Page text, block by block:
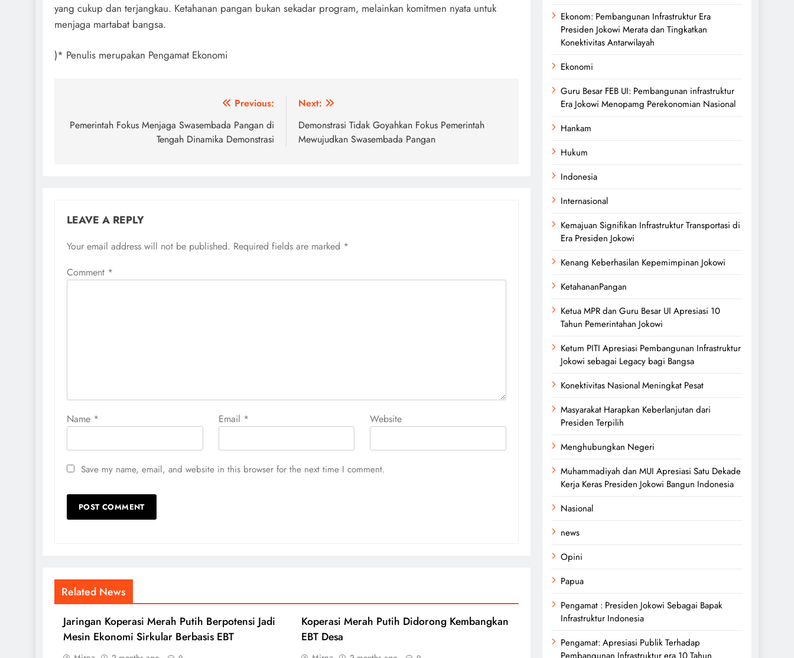
yang cukup dan terjangkau. Ketahanan pangan bukan sekadar program, melainkan komitmen nyata untuk
menjaga martabat bangsa.
)* Penulis merupakan Pengamat Ekonomi
navigation
Previous:
Pemerintah Fokus Menjaga Swasembada Pangan di
Tengah Dinamika Demonstrasi
Next:
Demonstrasi Tidak Goyahkan Fokus Pemerintah
Mewujudkan Swasembada Pangan
LEAVE A REPLY
Your email address will not be published. Required fields are marked *
Comment *
Name * Email * Website
Save my name, email, and website in this browser for the next time I comment.
Related News
Jaringan Koperasi Merah Putih Berpotensi Jadi
Mesin Ekonomi Sirkular Berbasis EBT
Koperasi Merah Putih Didorong Kembangkan
EBT Desa
Ekonom: Pembangunan Infrastruktur Era
Presiden Jokowi Merata dan Tingkatkan
Konektivitas Antarwilayah
Ekonomi
Guru Besar FEB UI: Pembangunan infrastruktur
Era Jokowi Menopamg Perekonomian Nasional
Hankam
Hukum
Indonesia
Internasional
Kemajuan Signifikan Infrastruktur Transportasi di
Era Presiden Jokowi
Kenang Keberhasilan Kepemimpinan Jokowi
KetahananPangan
Ketua MPR dan Guru Besar UI Apresiasi 10
Tahun Pemerintahan Jokowi
Ketum PITI Apresiasi Pembangunan Infrastruktur
Jokowi sebagai Legacy bagi Bangsa
Konektivitas Nasional Meningkat Pesat
Masyarakat Harapkan Keberlanjutan dari
Presiden Terpilih
Menghubungkan Negeri
Muhammadiyah dan MUI Apresiasi Satu Dekade
Kerja Keras Presiden Jokowi Bangun Indonesia
Nasional
news
Opini
Papua
Pengamat : Presiden Jokowi Sebagai Bapak
Infrastruktur Indonesia
Pengamat: Apresiasi Publik Terhadap